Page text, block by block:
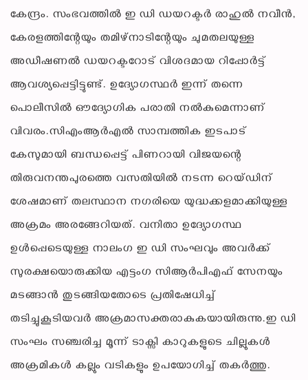
കേന്ദ്രം. സംഭവത്തിൽ ഇ ഡി ഡയറക്ടർ രാഹുൽ നവീൻ,
കേരളത്തിന്റേയും തമിഴ്നാടിന്റേയും ചുമതലയുള്ള
അഡീഷണൽ ഡയറക്ടറോട് വിശദമായ റിപ്പോർട്ട്
ആവശ്യപ്പെട്ടിട്ടുണ്ട്. ഉദ്യോഗസ്ഥർ ഇന്ന് തന്നെ
പൊലീസിൽ ഔദ്യോഗിക പരാതി നൽകുമെന്നാണ്
വിവരം.സിഎംആർഎൽ സാമ്പത്തിക ഇടപാട്
കേസുമായി ബന്ധപ്പെട്ട് പിണറായി വിജയന്റെ
തിരുവനന്തപുരത്തെ വസതിയിൽ നടന്ന റെയ്ഡിന്
ശേഷമാണ് തലസ്ഥാന നഗരിയെ യുദ്ധക്കളമാക്കിയുള്ള
അക്രമം അരങ്ങേറിയത്. വനിതാ ഉദ്യോഗസ്ഥ
ഉൾപ്പെടെയുള്ള നാലംഗ ഇ ഡി സംഘവും അവർക്ക്
സുരക്ഷയൊരുക്കിയ എട്ടംഗ സിആർപിഎഫ് സേനയും
മടങ്ങാൻ തുടങ്ങിയതോടെ പ്രതിഷേധിച്ച്
തടിച്ചുകൂടിയവർ അക്രമാസക്തരാകുകയായിരുന്നു.​ഇ ഡി
സംഘം സഞ്ചരിച്ച മൂന്ന് ടാക്സി കാറുകളുടെ ചില്ലുകൾ
അക്രമികൾ കല്ലും വടികളും ഉപയോഗിച്ച് തകർത്തു.